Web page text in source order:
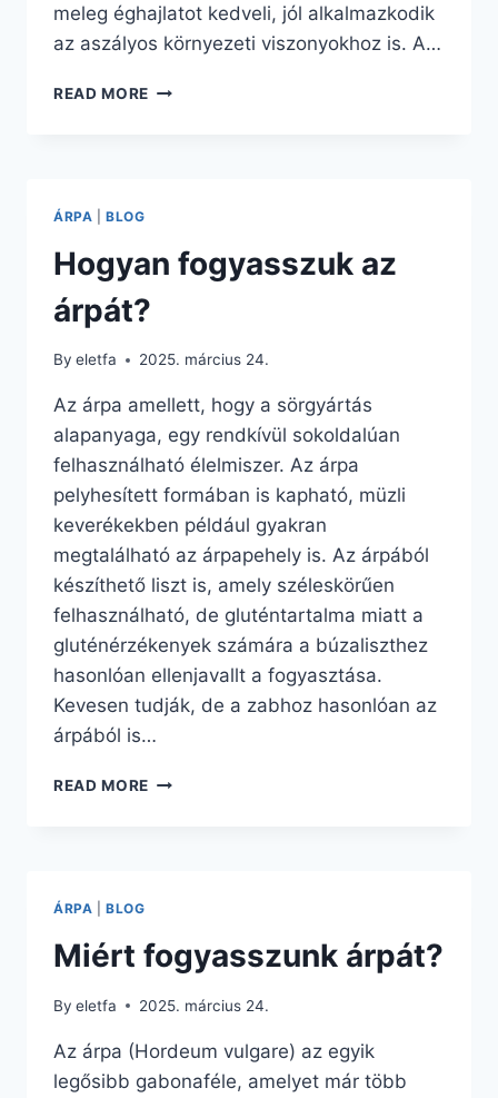
meleg éghajlatot kedveli, jól alkalmazkodik
az aszályos környezeti viszonyokhoz is. A…
READ MORE
ÁRPA |BLOG
Hogyan fogyasszuk az
árpát?
By eletfa 2025. március 24.
Az árpa amellett, hogy a sörgyártás
alapanyaga, egy rendkívül sokoldalúan
felhasználható élelmiszer. Az árpa
pelyhesített formában is kapható, müzli
keverékekben például gyakran
megtalálható az árpapehely is. Az árpából
készíthető liszt is, amely széleskörűen
felhasználható, de gluténtartalma miatt a
gluténérzékenyek számára a búzaliszthez
hasonlóan ellenjavallt a fogyasztása.
Kevesen tudják, de a zabhoz hasonlóan az
árpából is…
READ MORE HOGYAN
ÁRPA |BLOG
Miért fogyasszunk árpát?
By eletfa 2025. március 24.
Az árpa (Hordeum vulgare) az egyik
legősibb gabonaféle, amelyet már több